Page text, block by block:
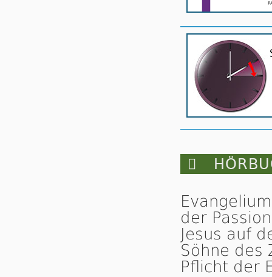

der
Jesus auf
Söhne des
Pflicht der